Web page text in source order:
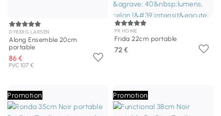
DYBERG LARSEN
Along Ensemble 20cm
portable
86 €
PVC 107 €
PR HOME
Frida 22cm portable
72 €
Promotion Promotion